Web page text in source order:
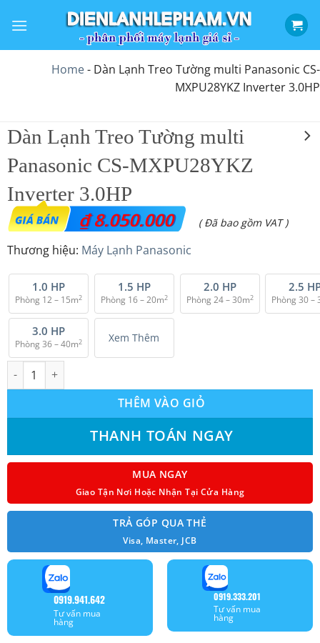
qua
Home- Dàn Lạnh Treo Tường multi Panasonic CS-
MXPU28YKZ Inverter 3.0HP
Dàn Lạnh Treo Tường multi
Panasonic CS-MXPU28YKZ
Inverter 3.0HP
₫8.050.000 ( Đã bao gồm VAT )
Thương hiệu: Máy Lạnh Panasonic
1.0 HP
Phòng 12 – 15m2
1.5 HP
Phòng 16 – 20m2
2.0 HP
Phòng 24 – 30m2
2.5
Phòng 30 –
3.0 HP
Phòng 36 – 40m2 Xem Thêm
Dàn Lạnh Treo Tường multi Panasonic CS-MXPU28YKZ Inverter
THÊM VÀO GIỎ
THANH TOÁN NGAY
MUA NGAY
Giao Tận Nơi Hoặc Nhận Tại Cửa Hàng
TRẢ GÓP QUA THẺ
Visa, Master, JCB
0919.941.642
Tư vấn mua
hàng
0919.333.201
Tư vấn mua
hàng